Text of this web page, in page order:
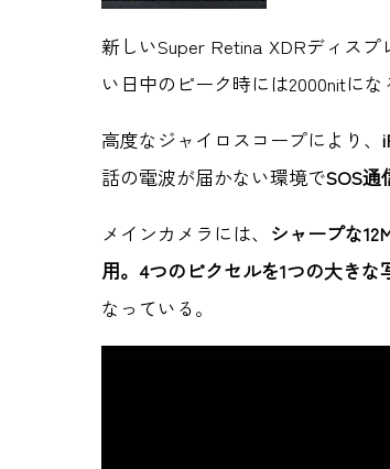
新しいSuper Retina XDRディス
い日中のピーク時には2000nitにな
高度なジャイロスコープにより、
話の電波が届かない環境でSOS通
メインカメラには、 シャープな
用。4つのピクセルを1つの大き
なっている。